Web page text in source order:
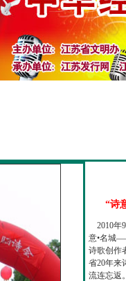
“诗
2010年
意•名城
诗歌创作
省20年来
流连忘返